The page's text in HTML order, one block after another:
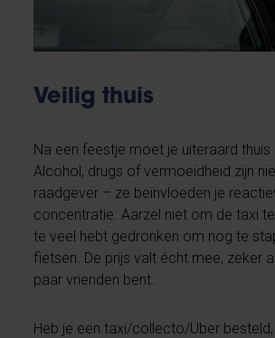
Veilig thuis
Na een feestje moet je uiteraard thuis
Alcohol, drugs of vermoeidheid zijn
raadgever – ze beïnvloeden je
concentratie. Aarzel niet om de taxi
te veel hebt gedronken om nog te
fietsen. De prijs valt écht mee, zeker
paar vrienden bent.
Heb je een taxi/collecto/Uber